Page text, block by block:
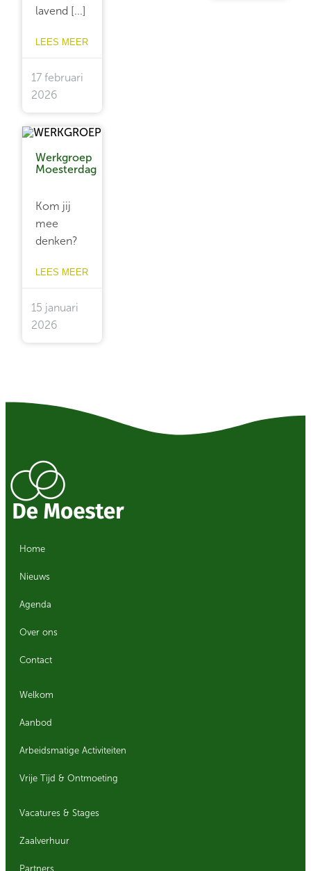
lavend [...]
LEES MEER
17 februari
2026
Werkgroep
Moesterdag
Kom jij
mee
denken?
LEES MEER
15 januari
2026
Home
Nieuws
Agenda
Over ons
Contact
Welkom
Aanbod
Arbeidsmatige Activiteiten
Vrije Tijd & Ontmoeting
Vacatures & Stages
Zaalverhuur
Partners